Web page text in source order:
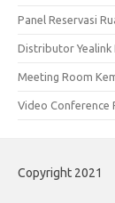
Panel Reservasi
Distributor Yealink
Meeting Room
Video Conference
Copyright 2021